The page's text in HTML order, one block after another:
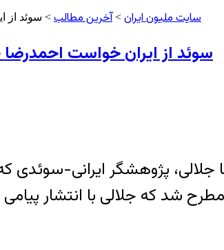
سایت ملیون ایران >آخرین مطالب > سوئد از
سوئد از ایران خواست احمدرضا
پژوهشگر ایرانی-سوئدی
شد که جلالی با انتشار